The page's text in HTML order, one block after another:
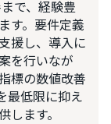
で、経験豊
す。要件定義
援し、導入に
を行いなが
標の数値改善
最低限に抑え
ます。